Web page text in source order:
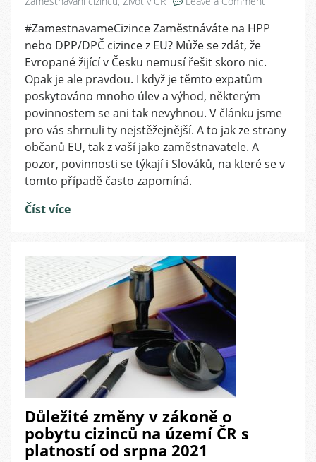
některých
žijících
v
#ZamestnavameCizince Zaměstnáváte na HPP
nebo DPP/DPČ cizince z EU? Může se zdát, že
Evropané žijící v Česku nemusí řešit skoro nic.
Opak je ale pravdou. I když je těmto expatům
poskytováno mnoho úlev a výhod, některým
povinnostem se ani tak nevyhnou. V článku jsme
pro vás shrnuli ty nejstěžejnější. A to jak ze strany
občanů EU, tak z vaší jako zaměstnavatele. A
pozor, povinnosti se týkají i Slováků, na které se v
tomto případě často zapomíná.
Číst více
Důležité změny v zákoně o
pobytu cizinců na území ČR s
platností od srpna 2021